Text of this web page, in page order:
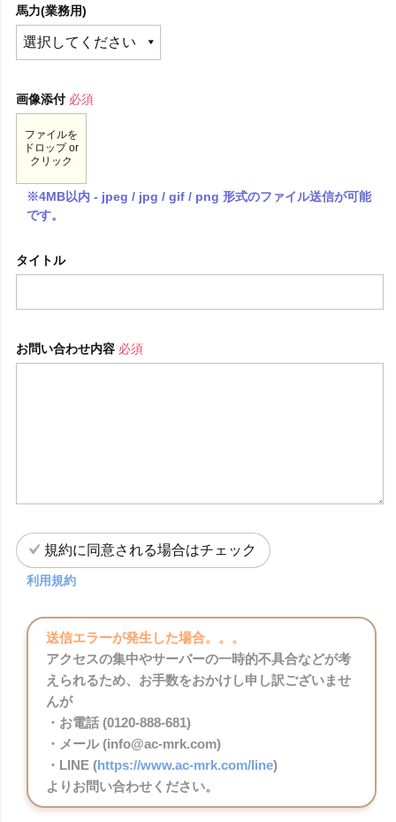
馬力(業務用)
画像添付 必須
ファイルを
ドロップ or
クリック
※4MB以内 - jpeg / jpg / gif / png 形式のファイル送信が可能
です。
タイトル
お問い合わせ内容 必須
規約に同意される場合はチェック
利用規約
送信エラーが発生した場合。。。
アクセスの集中やサーバーの一時的不具合などが考
えられるため、お手数をおかけし申し訳ございませ
んが
・お電話 (0120-888-681)
・メール (info@ac-mrk.com)
・LINE (https://www.ac-mrk.com/line)
よりお問い合わせください。